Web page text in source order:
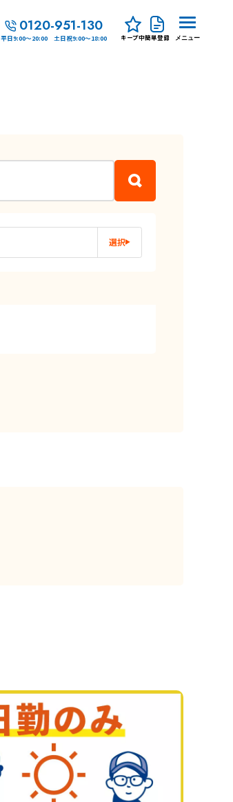
0120-951-130
平日9:00～20:00 土日祝9:00～18:00 キープ中簡単登録 メニュー
選択